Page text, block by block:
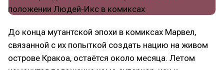
До конца мутантской эпохи в комиксах Марвел,
связанной с их попыткой создать нацию на живом
острове Кракоа, остаётся около месяца. Летом